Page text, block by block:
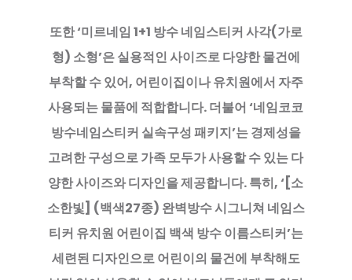
또한 ‘미르네임 1+1 방수 네임스티커 사각(가로
형) 소형’은 실용적인 사이즈로 다양한 물건에
부착할 수 있어, 어린이집이나 유치원에서 자주
사용되는 물품에 적합합니다. 더불어 ‘네임코코
방수네임스티커 실속구성 패키지’는 경제성을
고려한 구성으로 가족 모두가 사용할 수 있는 다
양한 사이즈와 디자인을 제공합니다. 특히, ‘[소
소한빛] (백색27종) 완벽방수 시그니쳐 네임스
티커 유치원 어린이집 백색 방수 이름스티커’는
세련된 디자인으로 어린이의 물건에 부착해도